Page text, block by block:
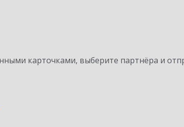
карточками, выберите партнёра и